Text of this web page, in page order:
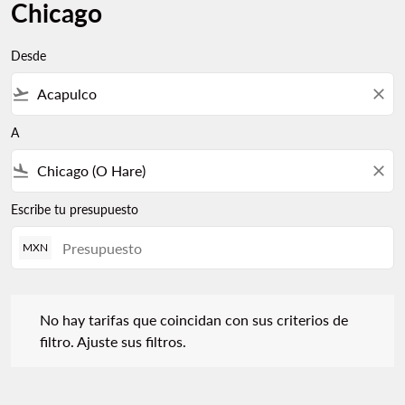
Chicago
Desde
flight_takeoff close
A
flight_land close
Escribe tu presupuesto
MXN
No hay tarifas que coincidan con sus criterios de
filtro. Ajuste sus filtros.